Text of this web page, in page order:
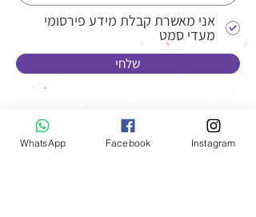
אני מאשרת קבלת מידע פירסומי
מעדי סמט
שלחי
WhatsApp Facebook Instagram